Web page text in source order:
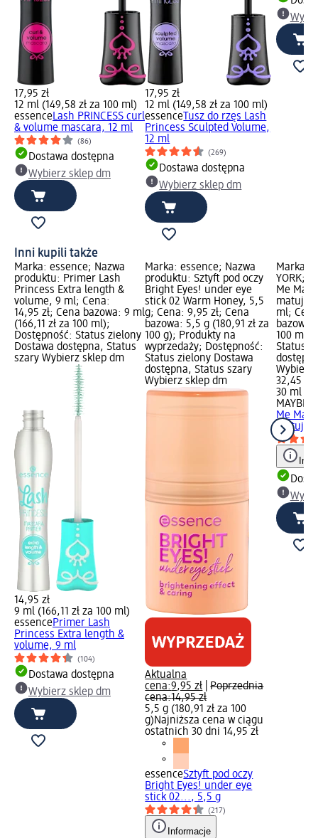
17,95 zł
12 ml (149,58 zł za 100 ml)
essenceLash PRINCESS curl
& volume mascara, 12 ml
(86)
Dostawa dostępna
Wybierz sklep dm
17,95 zł
12 ml (149,58 zł za 100 ml)
essence Tusz do rzęs Lash
Princess Sculpted Volume,
12 ml
(269)
Dostawa dostępna
Wybierz sklep dm
Inni kupili także
Marka: essence; Nazwa
produktu: Primer Lash
Princess Extra length &
volume, 9 ml; Cena:
14,95 zł; Cena bazowa: 9 ml
(166,11 zł za 100 ml);
Dostępność: Status zielony
Dostawa dostępna, Status
szary Wybierz sklep dm
14,95 zł
9 ml (166,11 zł za 100 ml)
essencePrimer Lash
Princess Extra length &
volume, 9 ml
(104)
Dostawa dostępna
Wybierz sklep dm
Marka: essence; Nazwa
produktu: Sztyft pod oczy
Bright Eyes! under eye
stick 02 Warm Honey, 5,5
g; Cena: 9,95 zł; Cena
bazowa: 5,5 g (180,91 zł za
100 g); Produkty na
wyprzedaży; Dostępność:
Status zielony Dostawa
dostępna, Status szary
Wybierz sklep dm
Aktualna
cena:9,95 zł |Poprzednia
cena:14,95 zł
5,5 g (180,91 zł za 100
g)Najniższa cena w ciągu
ostatnich 30 dni 14,95 zł
essenceSztyft pod oczy
Bright Eyes! under eye
stick 02..., 5,5 g
(217)
Informacje
Marka:
YORK;
Me
ml;
bazowa:
100 ml);
Status
Wybierz
32,45 zł
30 ml
Me